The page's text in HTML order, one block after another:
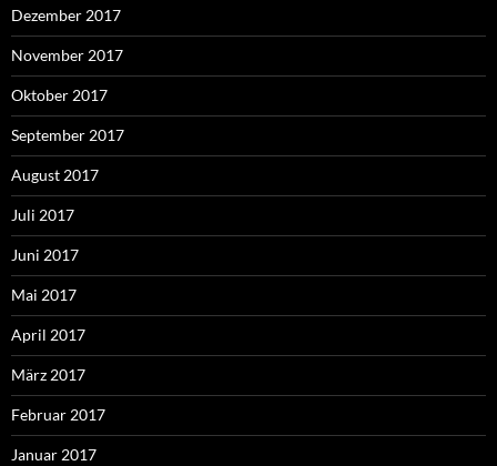
Dezember 2017
November 2017
Oktober 2017
September 2017
August 2017
Juli 2017
Juni 2017
Mai 2017
April 2017
März 2017
Februar 2017
Januar 2017